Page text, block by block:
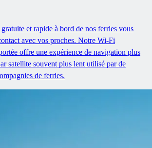
et rapide à bord de nos ferries vous
avec vos proches. Notre Wi-Fi
offre une expérience de navigation plus
satellite souvent plus lent utilisé par de
de ferries.